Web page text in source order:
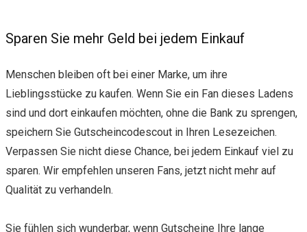
Sparen Sie mehr Geld bei jedem Einkauf
Menschen bleiben oft bei einer Marke, um ihre
Lieblingsstücke zu kaufen. Wenn Sie ein Fan dieses Ladens
sind und dort einkaufen möchten, ohne die Bank zu sprengen,
speichern Sie Gutscheincodescout in Ihren Lesezeichen.
Verpassen Sie nicht diese Chance, bei jedem Einkauf viel zu
sparen. Wir empfehlen unseren Fans, jetzt nicht mehr auf
Qualität zu verhandeln.
Sie fühlen sich wunderbar, wenn Gutscheine Ihre lange